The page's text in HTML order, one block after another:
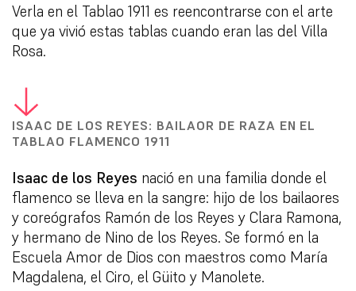
Verla en el Tablao 1911 es reencontrarse con el arte
que ya vivió estas tablas cuando eran las del Villa
Rosa.
ISAAC DE LOS REYES: BAILAOR DE RAZA EN EL
TABLAO FLAMENCO 1911
Isaac de los Reyes nació en una familia donde el
flamenco se lleva en la sangre: hijo de los bailaores
y coreógrafos Ramón de los Reyes y Clara Ramona,
y hermano de Nino de los Reyes. Se formó en la
Escuela Amor de Dios con maestros como María
Magdalena, el Ciro, el Güito y Manolete.